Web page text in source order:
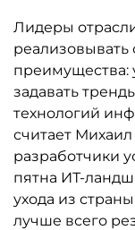
Лидеры
преимущества:
задавать
технологий
считает
разработчики
пятна ИТ-
ухода из
лучше всего